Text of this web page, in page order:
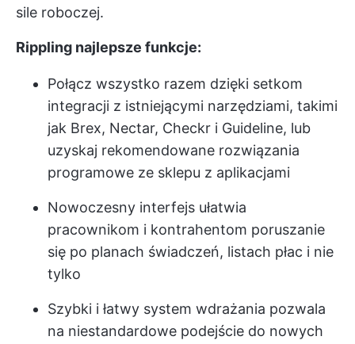
sile roboczej.
Rippling najlepsze funkcje:
Połącz wszystko razem dzięki setkom
integracji z istniejącymi narzędziami, takimi
jak Brex, Nectar, Checkr i Guideline, lub
uzyskaj rekomendowane rozwiązania
programowe ze sklepu z aplikacjami
Nowoczesny interfejs ułatwia
pracownikom i kontrahentom poruszanie
się po planach świadczeń, listach płac i nie
tylko
Szybki i łatwy system wdrażania pozwala
na niestandardowe podejście do nowych